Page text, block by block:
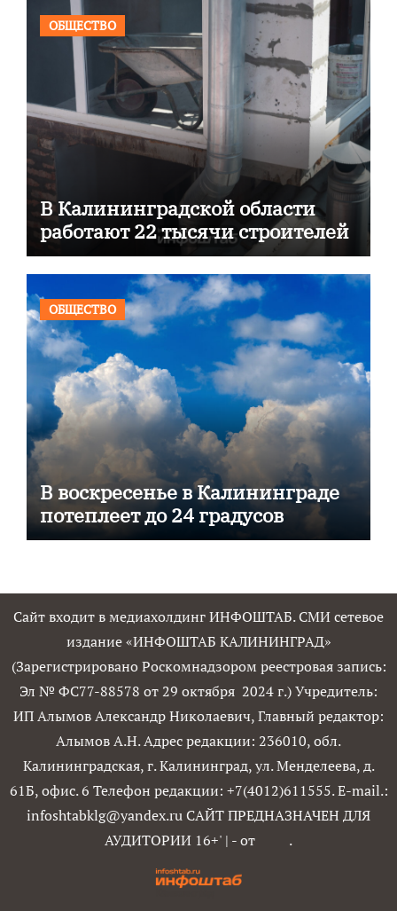
ОБЩЕСТВО
В Калининградской области
работают 22 тысячи строителей
ОБЩЕСТВО
В воскресенье в Калининграде
потеплеет до 24 градусов
Сайт входит в медиахолдинг ИНФОШТАБ. СМИ сетевое
издание «ИНФОШТАБ КАЛИНИНГРАД»
(Зарегистрировано Роскомнадзором реестровая запись:
Эл № ФС77-88578 от 29 октября 2024 г.) Учредитель:
ИП Алымов Александр Николаевич, Главный редактор:
Алымов А.Н. Адрес редакции: 236010, обл.
Калининградская, г. Калининград, ул. Менделеева, д.
61Б, офис. 6 Телефон редакции: +7(4012)611555. E-mail.:
infoshtabklg@yandex.ru САЙТ ПРЕДНАЗНАЧЕН ДЛЯ
АУДИТОРИИ 16+' | - от .